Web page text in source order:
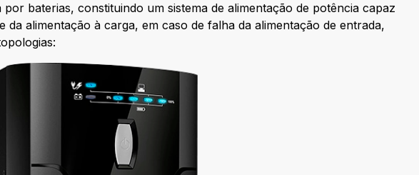
baterias, constituindo um sistema de alimentação de potência capaz
da alimentação à carga, em caso de falha da alimentação de entrada,